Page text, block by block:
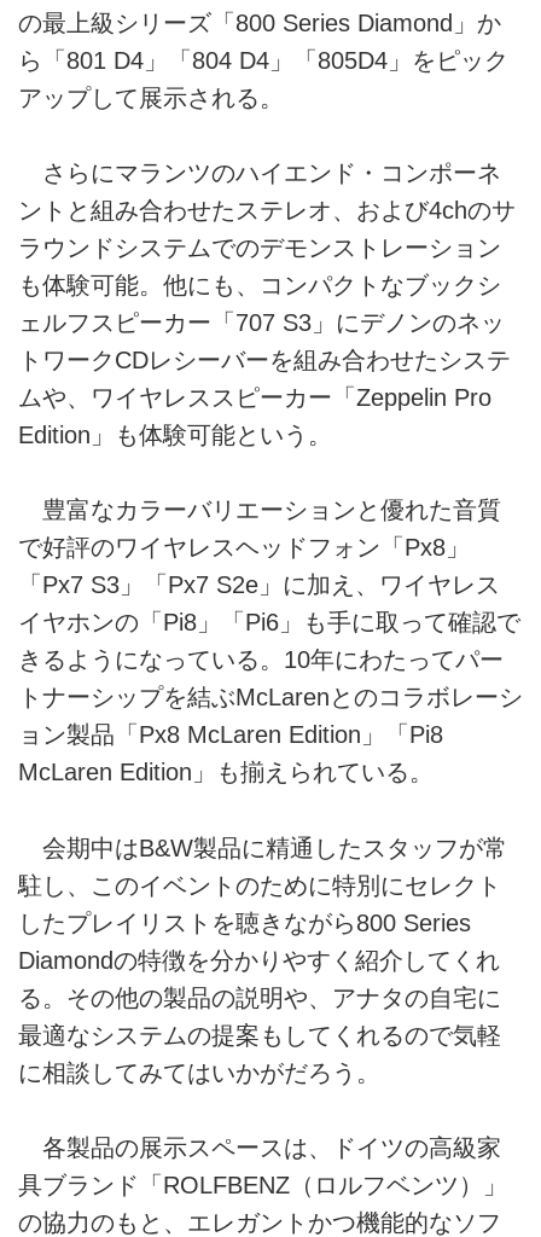
の最上級シリーズ「800 Series Diamond」か
ら「801 D4」「804 D4」「805D4」をピック
アップして展示される。
さらにマランツのハイエンド・コンポーネ
ントと組み合わせたステレオ、および4chのサ
ラウンドシステムでのデモンストレーション
も体験可能。他にも、コンパクトなブックシ
ェルフスピーカー「707 S3」にデノンのネッ
トワークCDレシーバーを組み合わせたシステ
ムや、ワイヤレススピーカー「Zeppelin Pro
Edition」も体験可能という。
豊富なカラーバリエーションと優れた音質
で好評のワイヤレスヘッドフォン「Px8」
「Px7 S3」「Px7 S2e」に加え、ワイヤレス
イヤホンの「Pi8」「Pi6」も手に取って確認で
きるようになっている。10年にわたってパー
トナーシップを結ぶMcLarenとのコラボレーシ
ョン製品「Px8 McLaren Edition」「Pi8
McLaren Edition」も揃えられている。
会期中はB&W製品に精通したスタッフが常
駐し、このイベントのために特別にセレクト
したプレイリストを聴きながら800 Series
Diamondの特徴を分かりやすく紹介してくれ
る。その他の製品の説明や、アナタの自宅に
最適なシステムの提案もしてくれるので気軽
に相談してみてはいかがだろう。
各製品の展示スペースは、ドイツの高級家
具ブランド「ROLFBENZ（ロルフベンツ）」
の協力のもと、エレガントかつ機能的なソフ